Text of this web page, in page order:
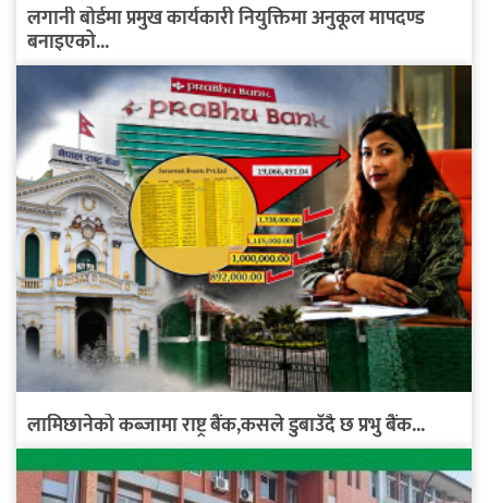
लगानी बोर्डमा प्रमुख कार्यकारी नियुक्तिमा अनुकूल मापदण्ड
बनाइएको...
लामिछानेको कब्जामा राष्ट्र बैंक,कसले डुबाउँदै छ प्रभु बैंक...